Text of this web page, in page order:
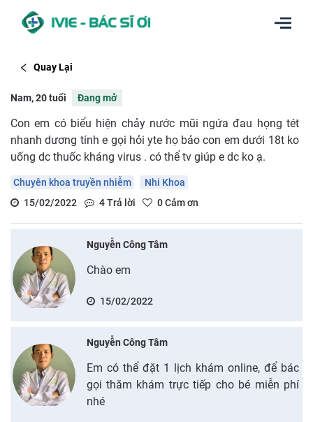
Quay Lại
Nam, 20 tuổi Đang mở
Con em có biểu hiện chảy nước mũi ngứa đau họng tét
nhanh dương tính e gọi hỏi yte họ bảo con em dưới 18t ko
uống dc thuốc kháng virus . có thể tv giúp e dc ko ạ.
Chuyên khoa truyền nhiễm
Nhi Khoa
15/02/2022
4Trả lời 0Cảm ơn
Nguyễn Công Tâm
Chào em
15/02/2022
Nguyễn Công Tâm
Em có thể đặt 1 lịch khám online, để bác
gọi thăm khám trực tiếp cho bé miễn phí
nhé